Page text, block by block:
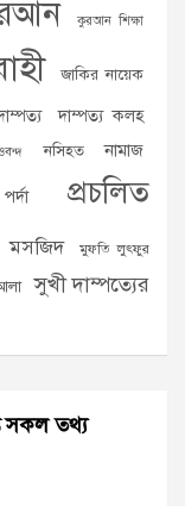
কুরআন শিক্ষা
জাকির নায়েক
দাম্পত্য কলহ
নসিহত নামাজ
পর্দা
প্রচলিত
মসজিদ মুফতি লুৎফুর
সুখী দাম্পত্যের
সকল তথ্য